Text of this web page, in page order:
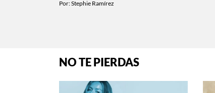
Por:Stephie Ramírez
NO TE PIERDAS